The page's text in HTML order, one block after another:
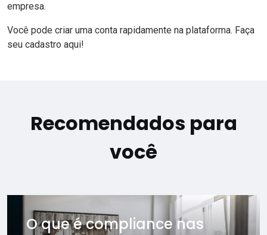
empresa.
Você pode criar uma conta rapidamente na plataforma. Faça
seu cadastro aqui!
Recomendados para
você
O que é compliance nas